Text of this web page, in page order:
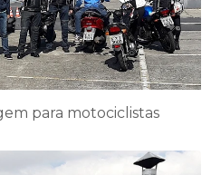
para motociclistas